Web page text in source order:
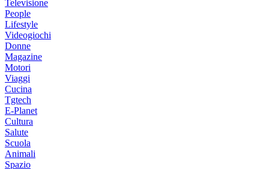
Televisione
People
Lifestyle
Videogiochi
Donne
Magazine
Motori
Viaggi
Cucina
Tgtech
E-Planet
Cultura
Salute
Scuola
Animali
Spazio